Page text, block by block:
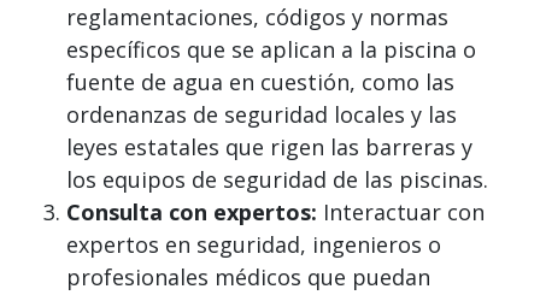
reglamentaciones, códigos y normas
específicos que se aplican a la piscina o
fuente de agua en cuestión, como las
ordenanzas de seguridad locales y las
leyes estatales que rigen las barreras y
los equipos de seguridad de las piscinas.
Consulta con expertos: Interactuar con
expertos en seguridad, ingenieros o
profesionales médicos que puedan